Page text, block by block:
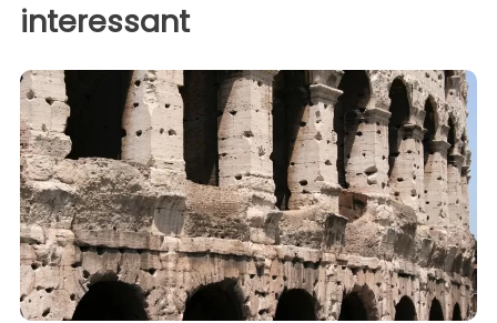
interessant